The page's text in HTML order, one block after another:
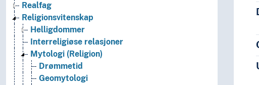
Realfag
Religionsvitenskap
Helligdommer
Interreligiøse relasjoner
Mytologi (Religion)
Drømmetid
Geomytologi